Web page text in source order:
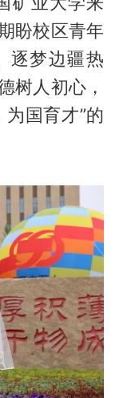
盼校区青年
逐梦边疆热
树人初心，
国育才”的